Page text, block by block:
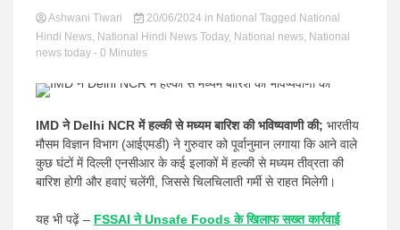
News
Ashwani Tiwari 20/06/2024 in National Tagged National
Hindi News, National Hindi News Today, National news, National
news today - 0 Minutes
IMD ने Delhi NCR में हल्की से मध्यम बारिश की भविष्यवाणी की; भारतीय
मौसम विज्ञान विभाग (आईएमडी) ने गुरुवार को पूर्वानुमान लगाया कि आने वाले
कुछ घंटों में दिल्ली एनसीआर के कई इलाकों में हल्की से मध्यम तीव्रता की
बारिश होगी और हवाएं चलेंगी, जिससे चिलचिलाती गर्मी से राहत मिलेगी।
यह भी पढ़ें – FSSAI ने Unsafe Foods के खिलाफ सख्त कार्रवाई